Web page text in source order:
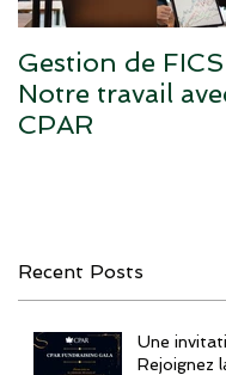
Gestion de
Notre travail
CPAR
Recent Posts
Une
Rejoignez